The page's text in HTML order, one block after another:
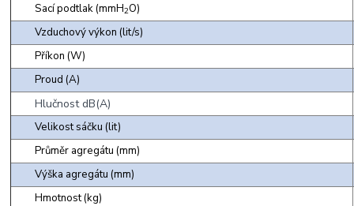
Sací podtlak (mmH2O)
Vzduchový výkon (lit/s)
Příkon (W)
Proud (A)
Hlučnost dB(A)
Velikost sáčku (lit)
Průměr agregátu (mm)
Výška agregátu (mm)
Hmotnost (kg)